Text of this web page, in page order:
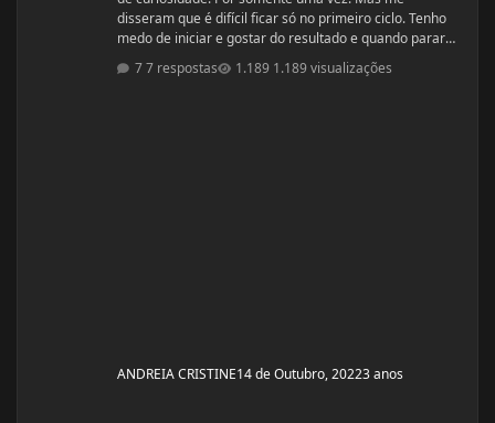
disseram que é difícil ficar só no primeiro ciclo. Tenho
medo de iniciar e gostar do resultado e quando parar
ficar com auto estima baixo. Mas a vontade está bem
maior...kkkkk
7 respostas 1.189 visualizações
ANDREIA CRISTINE14 de Outubro, 20223 anos